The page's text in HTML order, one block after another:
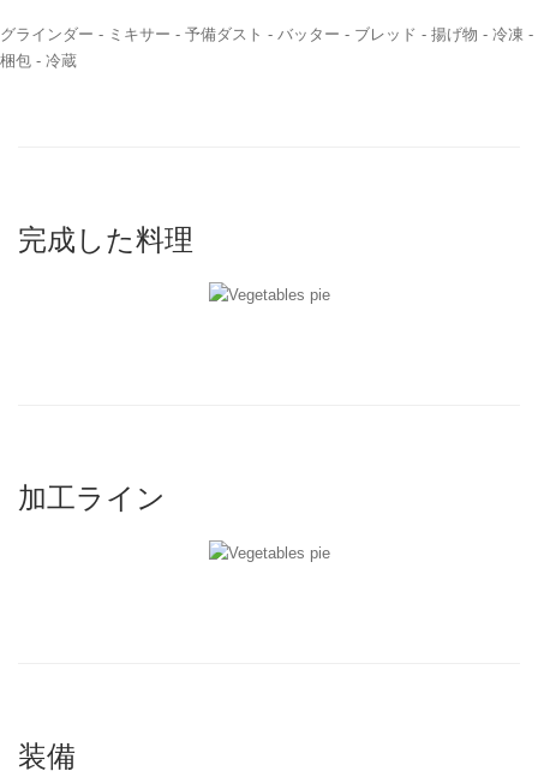
グラインダー - ミキサー - 予備ダスト - バッター - ブレッド - 揚げ物 - 冷凍 -
梱包 - 冷蔵
完成した料理
加工ライン
装備